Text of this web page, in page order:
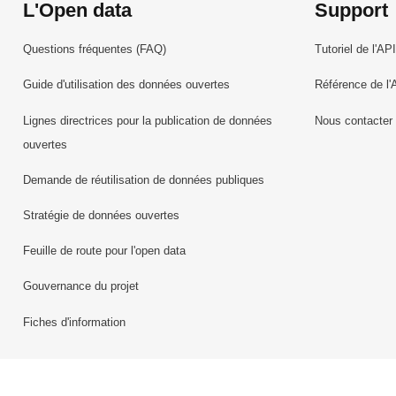
L'Open data
Questions fréquentes (FAQ)
Guide d'utilisation des données ouvertes
Lignes directrices pour la publication de données
ouvertes
Demande de réutilisation de données publiques
Stratégie de données ouvertes
Feuille de route pour l'open data
Gouvernance du projet
Fiches d'information
Support
Tutoriel de l'API
Référence de
Nous contacter